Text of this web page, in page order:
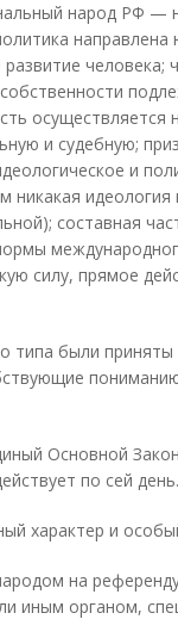
народ РФ —
человека;
осуществляется
и судебную;
и
никакая
составная
силу, прямое
типа были приняты
Основной
по сей день.
характер и
на
иным органом,